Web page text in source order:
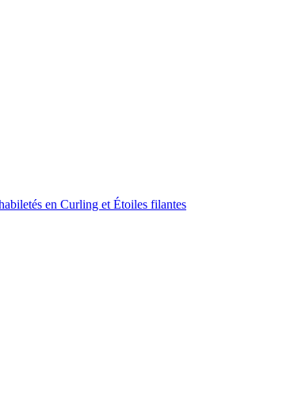
en Curling et Étoiles filantes